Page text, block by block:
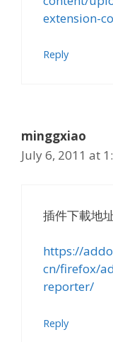
extension-
Reply
minggxiao
July 6, 2011 at
插件下載地
https://
cn/firefox/
reporter/
Reply